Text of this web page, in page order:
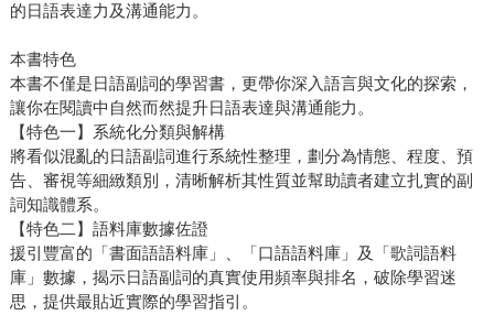
的日語表達力及溝通能力。
本書特色
本書不僅是日語副詞的學習書，更帶你深入語言與文化的探索，
讓你在閱讀中自然而然提升日語表達與溝通能力。
【特色一】系統化分類與解構
將看似混亂的日語副詞進行系統性整理，劃分為情態、程度、預
告、審視等細緻類別，清晰解析其性質並幫助讀者建立扎實的副
詞知識體系。
【特色二】語料庫數據佐證
援引豐富的「書面語語料庫」、「口語語料庫」及「歌詞語料
庫」數據，揭示日語副詞的真實使用頻率與排名，破除學習迷
思，提供最貼近實際的學習指引。